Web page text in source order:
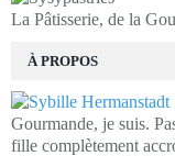
La Pâtisserie, de la
À PROPOS
Gourmande, je suis.
fille complètement